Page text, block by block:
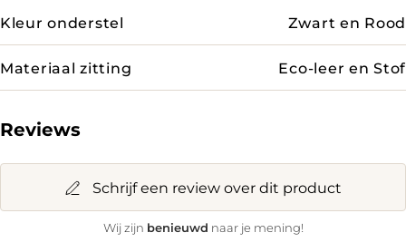
Kleur onderstel Zwart en Rood
Materiaal zitting Eco-leer en Stof
Reviews
Schrijf een review over dit product
Wij zijn benieuwd naar je mening!